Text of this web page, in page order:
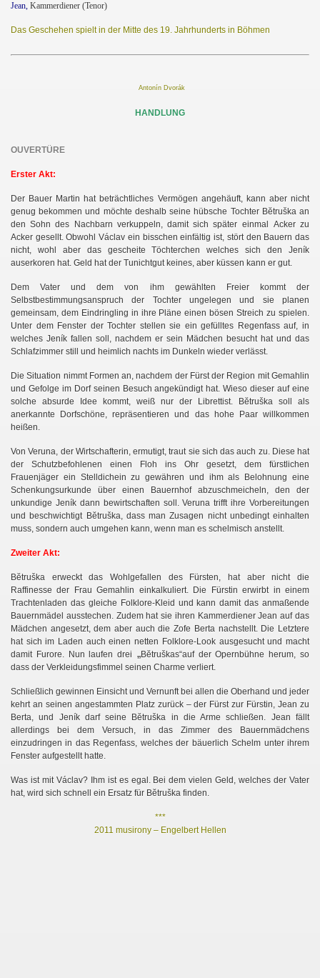
Jean, Kammerdiener (Tenor)
Das Geschehen spielt in der Mitte des 19. Jahrhunderts in Böhmen
Antonín Dvorák
HANDLUNG
OUVERTÜRE
Erster Akt:
Der Bauer Martin hat beträchtliches Vermögen angehäuft, kann aber nicht
genug bekommen und möchte deshalb seine hübsche Tochter Bĕtruška an
den Sohn des Nachbarn verkuppeln, damit sich später einmal
Acker zu
Acker gesellt. Obwohl Václav ein bisschen einfältig ist, stört den Bauern das
nicht, wohl aber das gescheite Töchterchen welches sich den Jeník
auserkoren hat. Geld hat der Tunichtgut keines, aber küssen kann er gut.
Dem Vater und dem von ihm gewählten Freier kommt der
Selbstbestimmungsanspruch der Tochter ungelegen und sie planen
gemeinsam, dem Eindringling in ihre Pläne einen bösen Streich zu spielen.
Unter dem Fenster der Tochter stellen sie ein gefülltes Regenfass auf, in
welches Jeník fallen soll, nachdem er sein Mädchen besucht hat und das
Schlafzimmer still und heimlich nachts im Dunkeln wieder verlässt.
Die Situation nimmt Formen an, nachdem der Fürst der Region mit Gemahlin
und Gefolge im Dorf seinen Besuch angekündigt hat. Wieso dieser auf eine
solche absurde Idee kommt, weiß nur der Librettist. Bĕtruška soll als
anerkannte Dorfschöne, repräsentieren und das hohe Paar willkommen
heißen.
Von Veruna, der Wirtschafterin, ermutigt, traut sie sich das auch zu. Diese hat
der Schutzbefohlenen einen Floh ins Ohr gesetzt, dem fürstlichen
Frauenjäger ein Stelldichein zu gewähren und ihm als Belohnung eine
Schenkungsurkunde über einen Bauernhof abzuschmeicheln, den der
unkundige Jeník dann bewirtschaften soll. Veruna trifft ihre Vorbereitungen
und beschwichtigt Bĕtruška, dass man Zusagen nicht unbedingt einhalten
muss, sondern auch umgehen kann, wenn man es schelmisch anstellt.
Zweiter Akt:
Bĕtruška erweckt das Wohlgefallen des Fürsten, hat aber nicht die
Raffinesse der Frau Gemahlin einkalkuliert. Die Fürstin erwirbt in einem
Trachtenladen das gleiche Folklore-Kleid und kann damit das anmaßende
Bauernmädel ausstechen. Zudem hat sie ihren Kammerdiener Jean auf das
Mädchen angesetzt, dem aber auch die Zofe Berta nachstellt. Die Letztere
hat sich im Laden auch einen netten Folklore-Look ausgesucht und macht
damit Furore. Nun laufen drei „Bĕtruškas“auf der Opernbühne herum, so
dass der Verkleidungsfimmel seinen Charme verliert.
Schließlich gewinnen Einsicht und Vernunft bei allen die Oberhand und jeder
kehrt an seinen angestammten Platz zurück – der Fürst zur Fürstin, Jean zu
Berta, und Jeník darf seine Bĕtruška in die Arme schließen. Jean fällt
allerdings bei dem Versuch, in das Zimmer des Bauernmädchens
einzudringen in das Regenfass, welches der bäuerlich Schelm unter ihrem
Fenster aufgestellt hatte.
Was ist mit Václav? Ihm ist es egal. Bei dem vielen Geld, welches der Vater
hat, wird sich schnell ein Ersatz für Bĕtruška finden.
***
2011 musirony – Engelbert Hellen